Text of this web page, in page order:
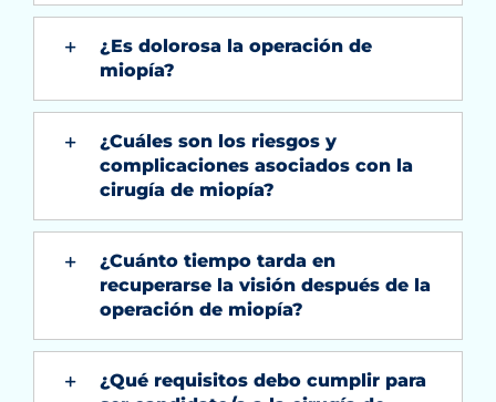
¿Es dolorosa la operación de
miopía?
¿Cuáles son los riesgos y
complicaciones asociados con la
cirugía de miopía?
¿Cuánto tiempo tarda en
recuperarse la visión después de la
operación de miopía?
¿Qué requisitos debo cumplir para